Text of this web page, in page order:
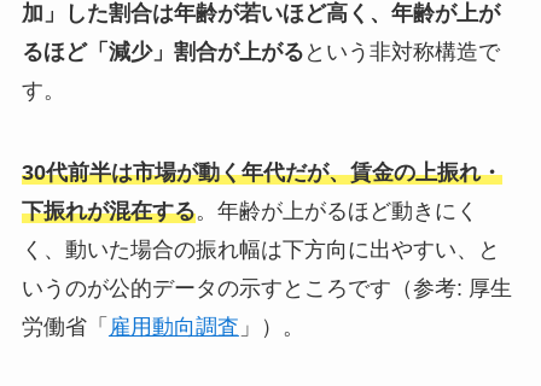
加」した割合は年齢が若いほど高く、年齢が上が
るほど「減少」割合が上がる という非対称構造で
す。
30代前半は市場が動く年代だが、賃金の上振れ・
下振れが混在する。年齢が上がるほど動きにく
く、動いた場合の振れ幅は下方向に出やすい、と
いうのが公的データの示すところです（参考: 厚生
労働省「 雇用動向調査 」）。